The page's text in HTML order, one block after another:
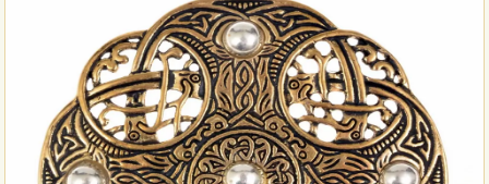
Rückruf-Service
Zahlungsweisen
Sepa